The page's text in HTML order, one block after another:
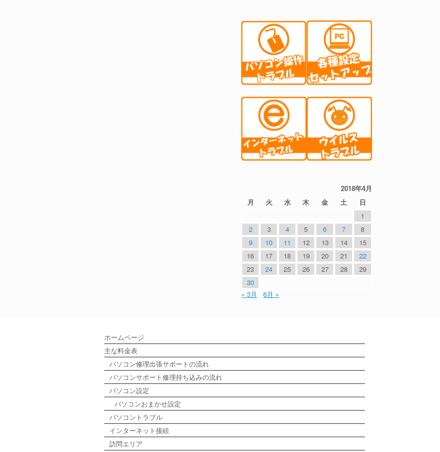
2018年4月
月
火 水 木 金 土
日
1
2
3 4 5 6 7
8
9
10 11 12 13 14
15
16
17 18 19 20 21
22
23
24 25 26 27 28
29
30
« 3月
6月 »
ホームページ
主な料金表
パソコン修理出張サポートの流れ
パソコンサポート修理持ち込みの流れ
パソコン設定
パソコンおまかせ設定
パソコントラブル
インターネット接続
訪問エリア